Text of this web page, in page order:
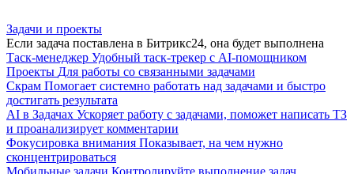
Задачи и проекты
Если задача поставлена в Битрикс24, она будет выполнена
Таск-менеджер Удобный таск-трекер с AI-помощником
Проекты Для работы со связанными задачами
Скрам Помогает системно работать над задачами и быстро
достигать результата
AI в Задачах Ускоряет работу с задачами, поможет написать ТЗ
и проанализирует комментарии
Фокусировка внимания Показывает, на чем нужно
сконцентрироваться
Мобильные задачи Контролируйте выполнение задач